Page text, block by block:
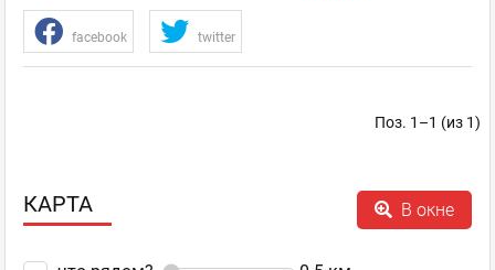
facebook twitter
Поз. 1–1 (из 1)
КАРТА В окне